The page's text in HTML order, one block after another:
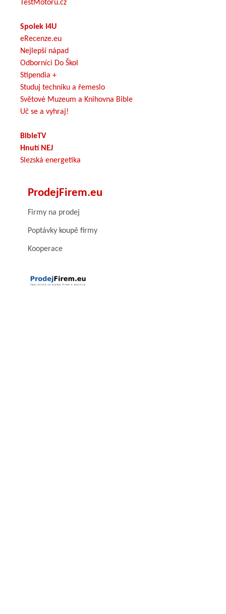
TestMotoru.cz
Spolek I4U
eRecenze.eu
Nejlepší nápad
Odborníci Do Škol
Stipendia +
Studuj techniku a řemeslo
Světové Muzeum a Knihovna Bible
Uč se a vyhraj!
BibleTV
Hnutí NEJ
Slezská energetika
ProdejFirem.eu
Firmy na prodej
Poptávky koupě firmy
Kooperace